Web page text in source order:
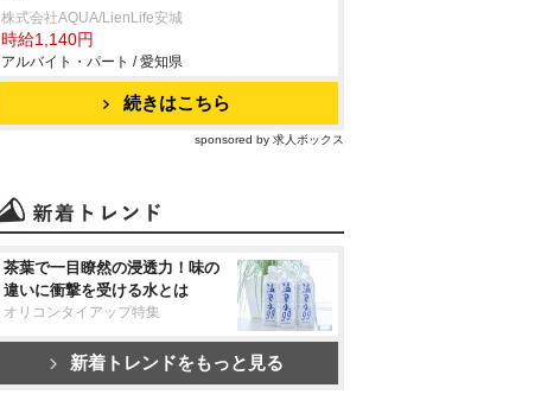
株式会社AQUA/LienLife安城
時給1,140円
アルバイト・パート / 愛知県
続きはこちら
sponsored by 求人ボックス
茶葉で一目瞭然の浸透力！味の
違いに衝撃を受ける水とは
オリコンタイアップ特集
新着トレンドをもっと見る